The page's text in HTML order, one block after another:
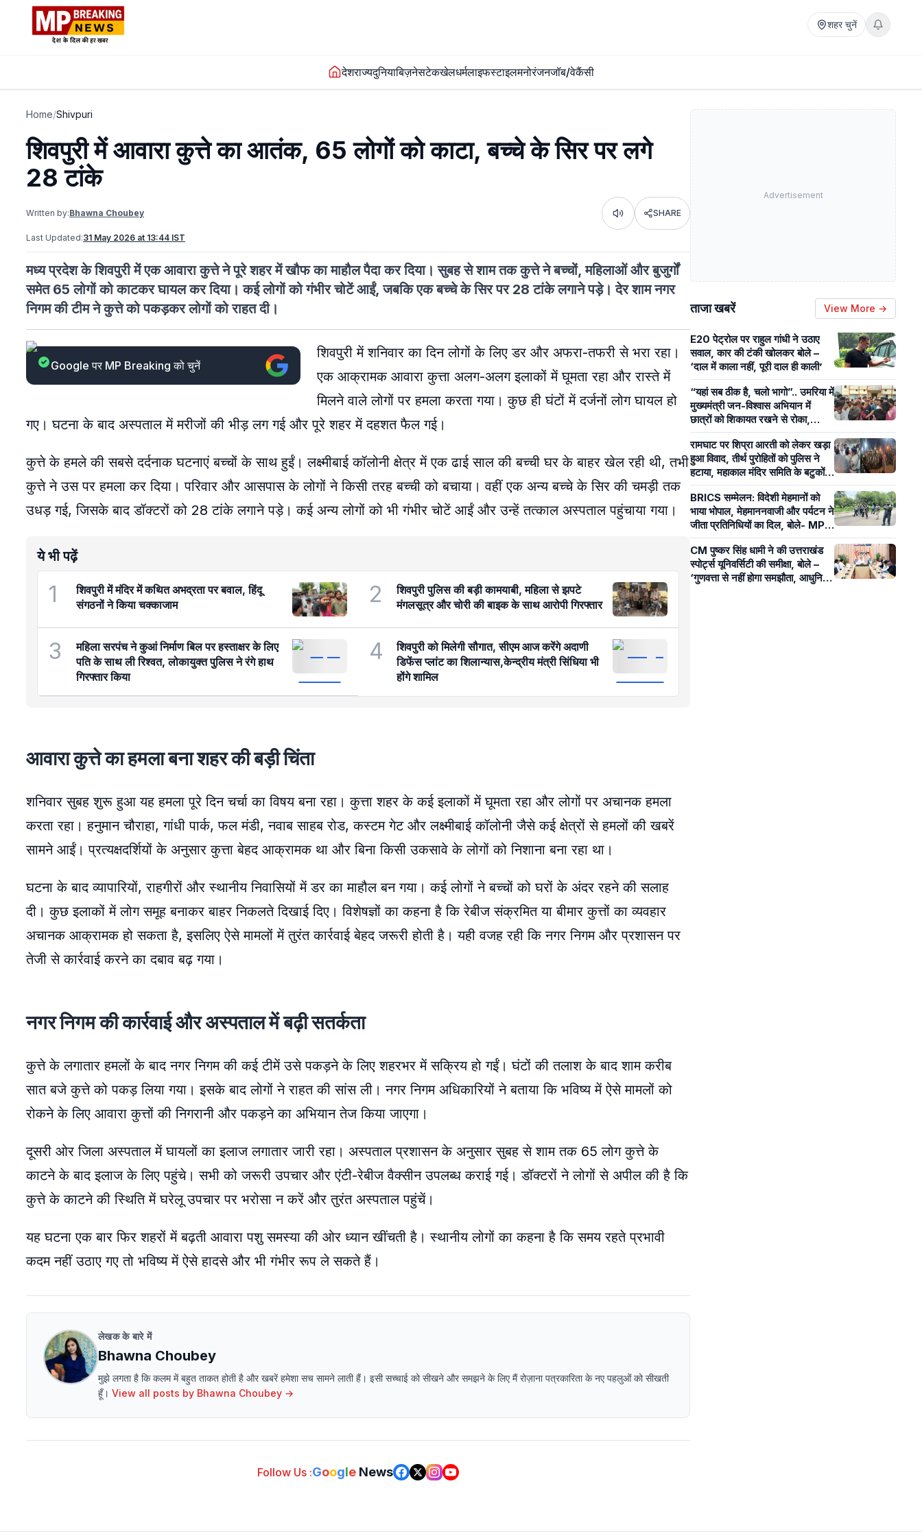
शहर चुनें
देशराज्यदुनियाबिज़नेसटेकखेलधर्मलाइफस्टाइलमनोरंजनजॉब/वेकैंसी
Home/Shivpuri
शिवपुरी में आवारा कुत्ते का आतंक, 65 लोगों को काटा, बच्चे के सिर पर लगे
28 टांके
Written by:Bhawna Choubey Listen SHARE
Last Updated:31 May 2026 at 13:44 IST
मध्य प्रदेश के शिवपुरी में एक आवारा कुत्ते ने पूरे शहर में खौफ का माहौल पैदा कर दिया। सुबह से शाम तक कुत्ते ने बच्चों, महिलाओं और बुजुर्गों
समेत 65 लोगों को काटकर घायल कर दिया। कई लोगों को गंभीर चोटें आईं, जबकि एक बच्चे के सिर पर 28 टांके लगाने पड़े। देर शाम नगर
निगम की टीम ने कुत्ते को पकड़कर लोगों को राहत दी।
Google पर MP Breaking को चुनें
शिवपुरी में शनिवार का दिन लोगों के लिए डर और अफरा-तफरी से भरा रहा।
एक आक्रामक आवारा कुत्ता अलग-अलग इलाकों में घूमता रहा और रास्ते में
मिलने वाले लोगों पर हमला करता गया। कुछ ही घंटों में दर्जनों लोग घायल हो
गए। घटना के बाद अस्पताल में मरीजों की भीड़ लग गई और पूरे शहर में दहशत फैल गई।
कुत्ते के हमले की सबसे दर्दनाक घटनाएं बच्चों के साथ हुईं। लक्ष्मीबाई कॉलोनी क्षेत्र में एक ढाई साल की बच्ची घर के बाहर खेल रही थी, तभी
कुत्ते ने उस पर हमला कर दिया। परिवार और आसपास के लोगों ने किसी तरह बच्ची को बचाया। वहीं एक अन्य बच्चे के सिर की चमड़ी तक
उधड़ गई, जिसके बाद डॉक्टरों को 28 टांके लगाने पड़े। कई अन्य लोगों को भी गंभीर चोटें आईं और उन्हें तत्काल अस्पताल पहुंचाया गया।
ये भी पढ़ें
1
शिवपुरी में मंदिर में कथित अभद्रता पर बवाल, हिंदू
संगठनों ने किया चक्काजाम
2
शिवपुरी पुलिस की बड़ी कामयाबी, महिला से झपटे
मंगलसूत्र और चोरी की बाइक के साथ आरोपी गिरफ्तार
3
महिला सरपंच ने कुआं निर्माण बिल पर हस्ताक्षर के लिए
पति के साथ ली रिश्वत, लोकायुक्त पुलिस ने रंगे हाथ
गिरफ्तार किया
4
शिवपुरी को मिलेगी सौगात, सीएम आज करेंगे अदाणी
डिफेंस प्लांट का शिलान्यास,केन्द्रीय मंत्री सिंधिया भी
होंगे शामिल
आवारा कुत्ते का हमला बना शहर की बड़ी चिंता
शनिवार सुबह शुरू हुआ यह हमला पूरे दिन चर्चा का विषय बना रहा। कुत्ता शहर के कई इलाकों में घूमता रहा और लोगों पर अचानक हमला
करता रहा। हनुमान चौराहा, गांधी पार्क, फल मंडी, नवाब साहब रोड, कस्टम गेट और लक्ष्मीबाई कॉलोनी जैसे कई क्षेत्रों से हमलों की खबरें
सामने आईं। प्रत्यक्षदर्शियों के अनुसार कुत्ता बेहद आक्रामक था और बिना किसी उकसावे के लोगों को निशाना बना रहा था।
घटना के बाद व्यापारियों, राहगीरों और स्थानीय निवासियों में डर का माहौल बन गया। कई लोगों ने बच्चों को घरों के अंदर रहने की सलाह
दी। कुछ इलाकों में लोग समूह बनाकर बाहर निकलते दिखाई दिए। विशेषज्ञों का कहना है कि रेबीज संक्रमित या बीमार कुत्तों का व्यवहार
अचानक आक्रामक हो सकता है, इसलिए ऐसे मामलों में तुरंत कार्रवाई बेहद जरूरी होती है। यही वजह रही कि नगर निगम और प्रशासन पर
तेजी से कार्रवाई करने का दबाव बढ़ गया।
नगर निगम की कार्रवाई और अस्पताल में बढ़ी सतर्कता
कुत्ते के लगातार हमलों के बाद नगर निगम की कई टीमें उसे पकड़ने के लिए शहरभर में सक्रिय हो गईं। घंटों की तलाश के बाद शाम करीब
सात बजे कुत्ते को पकड़ लिया गया। इसके बाद लोगों ने राहत की सांस ली। नगर निगम अधिकारियों ने बताया कि भविष्य में ऐसे मामलों को
रोकने के लिए आवारा कुत्तों की निगरानी और पकड़ने का अभियान तेज किया जाएगा।
दूसरी ओर जिला अस्पताल में घायलों का इलाज लगातार जारी रहा। अस्पताल प्रशासन के अनुसार सुबह से शाम तक 65 लोग कुत्ते के
काटने के बाद इलाज के लिए पहुंचे। सभी को जरूरी उपचार और एंटी-रेबीज वैक्सीन उपलब्ध कराई गई। डॉक्टरों ने लोगों से अपील की है कि
कुत्ते के काटने की स्थिति में घरेलू उपचार पर भरोसा न करें और तुरंत अस्पताल पहुंचें।
यह घटना एक बार फिर शहरों में बढ़ती आवारा पशु समस्या की ओर ध्यान खींचती है। स्थानीय लोगों का कहना है कि समय रहते प्रभावी
कदम नहीं उठाए गए तो भविष्य में ऐसे हादसे और भी गंभीर रूप ले सकते हैं।
लेखक के बारे में
Bhawna Choubey
मुझे लगता है कि कलम में बहुत ताकत होती है और खबरें हमेशा सच सामने लाती हैं। इसी सच्चाई को सीखने और समझने के लिए मैं रोज़ाना पत्रकारिता के नए पहलुओं को सीखती
हूँ। View all posts by Bhawna Choubey →
Follow Us :Google News
Advertisement
ताजा खबरें View More →
E20 पेट्रोल पर राहुल गांधी ने उठाए
सवाल, कार की टंकी खोलकर बोले –
‘दाल में काला नहीं, पूरी दाल ही काली’
“यहां सब ठीक है, चलो भागो”.. उमरिया में
मुख्यमंत्री जन-विश्वास अभियान में
छात्रों को शिकायत रखने से रोका,
पंचायत सचिव पर लगे आरोप
रामघाट पर शिप्रा आरती को लेकर खड़ा
हुआ विवाद, तीर्थ पुरोहितों को पुलिस ने
हटाया, महाकाल मंदिर समिति के बटुकों ने
कराई आरती
BRICS सम्मेलन: विदेशी मेहमानों को
भाया भोपाल, मेहमाननवाजी और पर्यटन ने
जीता प्रतिनिधियों का दिल, बोले- MP
का आतिथ्य हमेशा रहेगा याद
CM पुष्कर सिंह धामी ने की उत्तराखंड
स्पोर्ट्स यूनिवर्सिटी की समीक्षा, बोले –
‘गुणवत्ता से नहीं होगा समझौता, आधुनिक